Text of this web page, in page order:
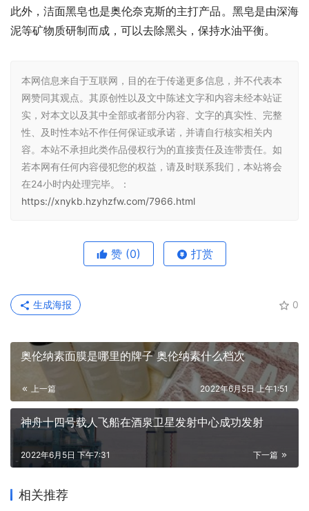
此外，洁面黑皂也是奥伦奈克斯的主打产品。黑皂是由深海
泥等矿物质研制而成，可以去除黑头，保持水油平衡。
本网信息来自于互联网，目的在于传递更多信息，并不代表本
网赞同其观点。其原创性以及文中陈述文字和内容未经本站证
实，对本文以及其中全部或者部分内容、文字的真实性、完整
性、及时性本站不作任何保证或承诺，并请自行核实相关内
容。本站不承担此类作品侵权行为的直接责任及连带责任。如
若本网有任何内容侵犯您的权益，请及时联系我们，本站将会
在24小时内处理完毕。：
https://xnykb.hzyhzfw.com/7966.html
赞 (0) 打赏
0
生成海报
奥伦纳素面膜是哪里的牌子 奥伦纳素什么档次
上一篇 2022年6月5日 上午1:51
神舟十四号载人飞船在酒泉卫星发射中心成功发射
下一篇
2022年6月5日 下午7:31
相关推荐